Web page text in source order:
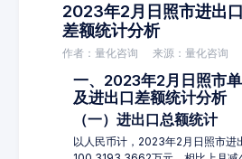
2023年2月日照市进出
差额统计分析
作者：量化咨询 来源：量化咨询
一、2023年2月日照市
及进出口差额统计分析
（一）进出口总额统计
以人民币计，2023年2月日照市进